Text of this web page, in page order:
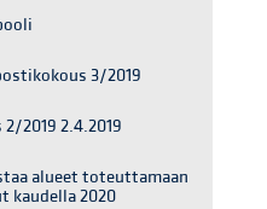
3/2019
2019 2.4.2019
alueet toteuttamaan
kaudella 2020